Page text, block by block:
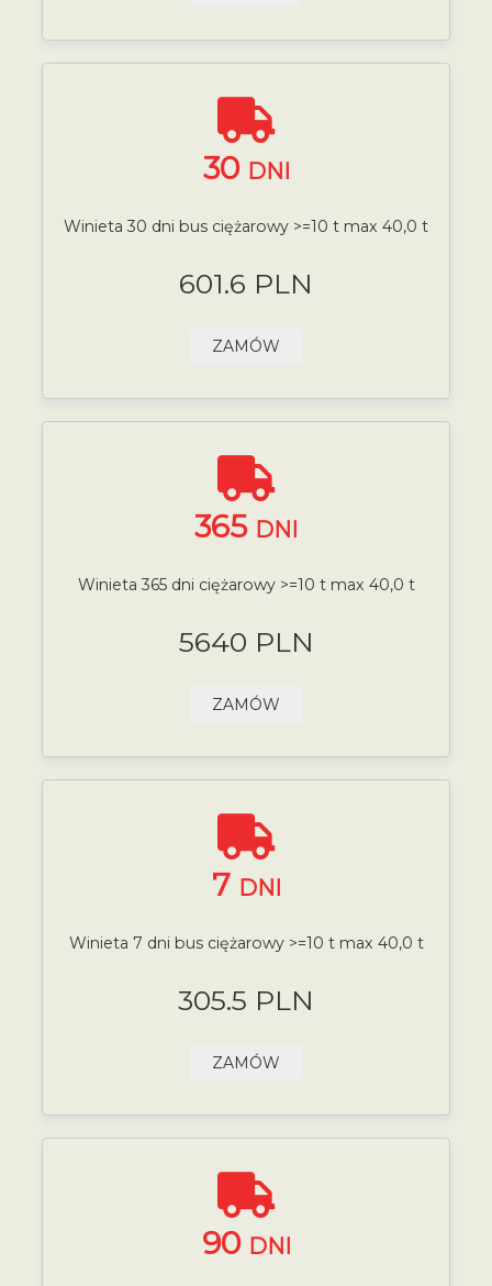
30 DNI
Winieta 30 dni bus ciężarowy >=10 t max 40,0 t
601.6 PLN
ZAMÓW
365 DNI
Winieta 365 dni ciężarowy >=10 t max 40,0 t
5640 PLN
ZAMÓW
7 DNI
Winieta 7 dni bus ciężarowy >=10 t max 40,0 t
305.5 PLN
ZAMÓW
90 DNI